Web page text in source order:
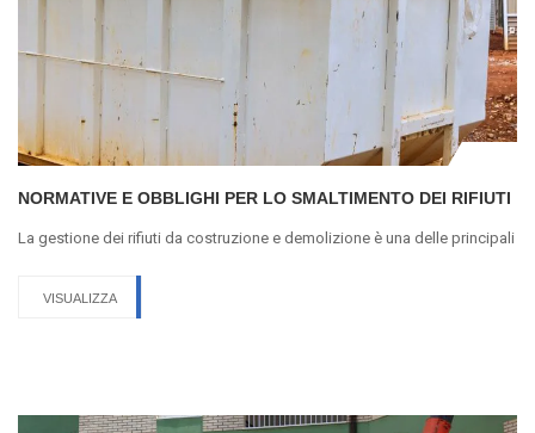
NORMATIVE E OBBLIGHI PER LO SMALTIMENTO DEI RIFIUTI
La gestione dei rifiuti da costruzione e demolizione è una delle principali
VISUALIZZA